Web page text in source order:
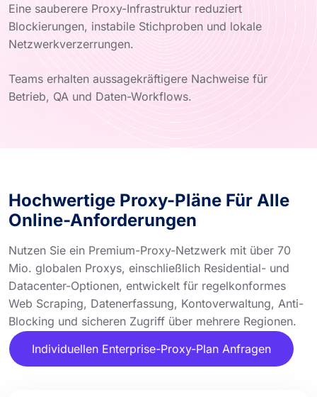
Eine sauberere Proxy-Infrastruktur reduziert
Blockierungen, instabile Stichproben und lokale
Netzwerkverzerrungen.
Teams erhalten aussagekräftigere Nachweise für
Betrieb, QA und Daten-Workflows.
Hochwertige Proxy-Pläne Für Alle
Online-Anforderungen
Nutzen Sie ein Premium-Proxy-Netzwerk mit über 70
Mio. globalen Proxys, einschließlich Residential- und
Datacenter-Optionen, entwickelt für regelkonformes
Web Scraping, Datenerfassung, Kontoverwaltung, Anti-
Blocking und sicheren Zugriff über mehrere Regionen.
Individuellen Enterprise-Proxy-Plan Anfragen